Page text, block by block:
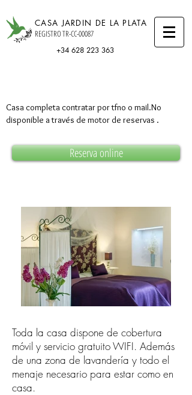
CASA JARDIN DE LA PLATA
REGISTRO TR-CC-00087
+34 628 223 363
Casa completa contratar por tfno o mail.No
disponible a través de motor de reservas .
Reserva online
Toda la casa dispone de cobertura
móvil y servicio gratuito WIFI. Además
de una zona de lavandería y todo el
menaje necesario para estar como en
casa.